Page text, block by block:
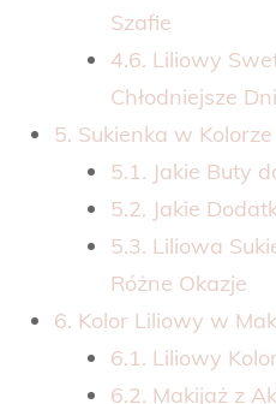
Szafie
4.6. Liliowy
Chłodniejsze Dni
5. Sukienka w
5.1. Jakie Buty
5.2. Jakie
5.3. Liliowa
Różne Okazje
6. Kolor Liliowy w
6.1. Liliowy
6.2. Makijaż z